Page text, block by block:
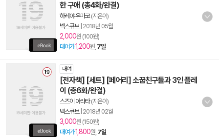
한 구애 (총4화/완결)
하레야 우마코(지은이)
넥스큐브| 2018년 05월
2,000원 (100원)
대여가1,200원, 7일
대여
[전자책] [세트] [페어리] 소꿉친구들과 3인 플레
이 (총6화/완결)
스즈이 아라타(지은이)
넥스큐브| 2018년 02월
3,000원 (150원)
대여가1,800원, 7일